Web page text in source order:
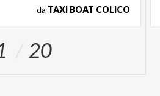
da TAXI BOAT COLICO
20